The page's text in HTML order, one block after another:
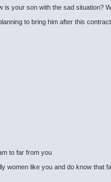
is your son with the sad situation?
to bring him after this contract..
to far from you
women like you and do know